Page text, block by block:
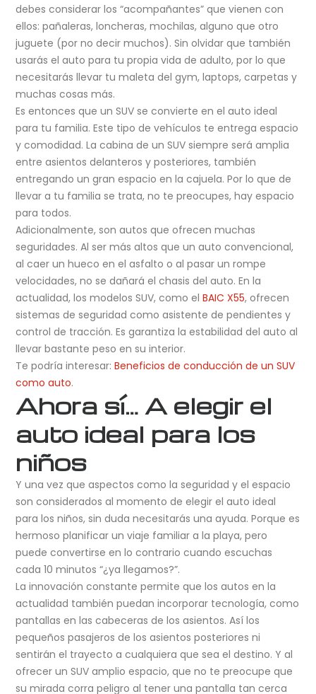
debes considerar los “acompañantes” que vienen con
ellos: pañaleras, loncheras, mochilas, alguno que otro
juguete (por no decir muchos). Sin olvidar que también
usarás el auto para tu propia vida de adulto, por lo que
necesitarás llevar tu maleta del gym, laptops, carpetas y
muchas cosas más.
Es entonces que un SUV se convierte en el auto ideal
para tu familia. Este tipo de vehículos te entrega espacio
y comodidad. La cabina de un SUV siempre será amplia
entre asientos delanteros y posteriores, también
entregando un gran espacio en la cajuela. Por lo que de
llevar a tu familia se trata, no te preocupes, hay espacio
para todos.
Adicionalmente, son autos que ofrecen muchas
seguridades. Al ser más altos que un auto convencional,
al caer un hueco en el asfalto o al pasar un rompe
velocidades, no se dañará el chasis del auto. En la
actualidad, los modelos SUV, como elBAIC X55, ofrecen
sistemas de seguridad como asistente de pendientes y
control de tracción. Es garantiza la estabilidad del auto al
llevar bastante peso en su interior.
Te podría interesar:Beneficios de conducción de un SUV
como auto.
Ahora sí… A elegir el
auto ideal para los
niños
Y una vez que aspectos como la seguridad y el espacio
son considerados al momento de elegir el auto ideal
para los niños, sin duda necesitarás una ayuda. Porque es
hermoso planificar un viaje familiar a la playa, pero
puede convertirse en lo contrario cuando escuchas
cada 10 minutos “¿ya llegamos?”.
La innovación constante permite que los autos en la
actualidad también puedan incorporar tecnología, como
pantallas en las cabeceras de los asientos. Así los
pequeños pasajeros de los asientos posteriores ni
sentirán el trayecto a cualquiera que sea el destino. Y al
ofrecer un SUV amplio espacio, que no te preocupe que
su mirada corra peligro al tener una pantalla tan cerca